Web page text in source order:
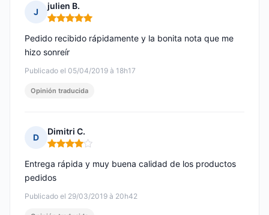
J
julien B.
Nota: 5 de 5
Publicado el 05/04/2019 à 18h17
Pedido recibido rápidamente y la bonita nota que me
hizo sonreír
Opinión traducida
D
Dimitri C.
Nota: 4 de 5
Publicado el 29/03/2019 à 20h42
Entrega rápida y muy buena calidad de los productos
pedidos